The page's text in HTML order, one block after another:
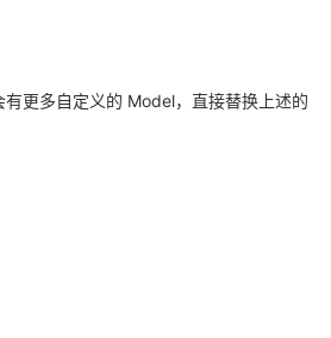
更多自定义的 Model，直接替换上述的